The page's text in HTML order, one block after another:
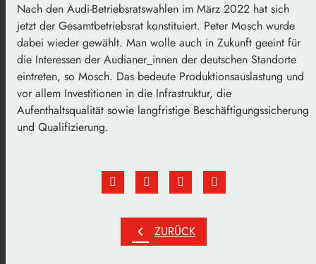
Nach den Audi-Betriebsratswahlen im März 2022 hat sich
jetzt der Gesamtbetriebsrat konstituiert. Peter Mosch wurde
dabei wieder gewählt. Man wolle auch in Zukunft geeint für
die Interessen der Audianer_innen der deutschen Standorte
eintreten, so Mosch. Das bedeute Produktionsauslastung und
vor allem Investitionen in die Infrastruktur, die
Aufenthaltsqualität sowie langfristige Beschäftigungssicherung
und Qualifizierung.
chevron_left ZURÜCK